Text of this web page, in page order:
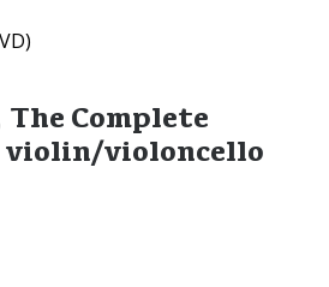
Complete
violin/violoncello